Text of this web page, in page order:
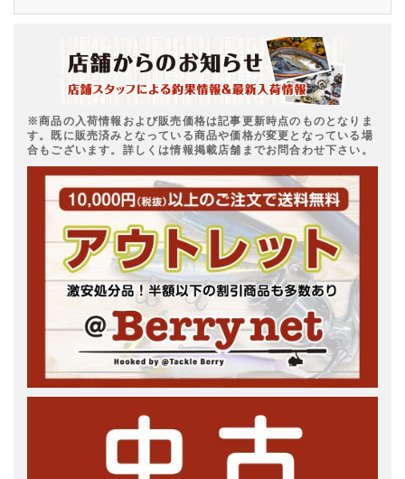
※商品の入荷情報および販売価格は記事更新時点のものとなりま
す。既に販売済みとなっている商品や価格が変更となっている場
合もございます。詳しくは情報掲載店舗までお問合わせ下さい。